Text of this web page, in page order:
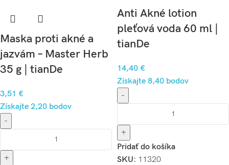
Maska proti akné a
jazvám – Master Herb
35 g | tianDe
3,51 €
Získajte 2,20 bodov
-
+
Anti Akné lotion
pleťová voda 60 ml |
tianDe
14,40 €
Získajte 8,40 bodov
-
+
Pridať do košíka
SKU: 11320